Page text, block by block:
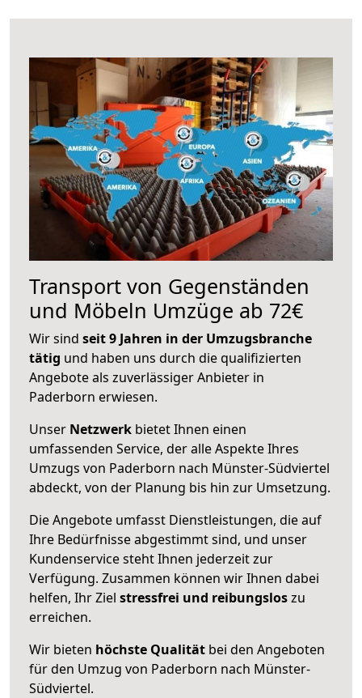
Transport von Gegenständen
und Möbeln Umzüge ab 72€
Wir sind seit 9 Jahren in der Umzugsbranche
tätig und haben uns durch die qualifizierten
Angebote als zuverlässiger Anbieter in
Paderborn erwiesen.
Unser Netzwerk bietet Ihnen einen
umfassenden Service, der alle Aspekte Ihres
Umzugs von Paderborn nach Münster-Südviertel
abdeckt, von der Planung bis hin zur Umsetzung.
Die Angebote umfasst Dienstleistungen, die auf
Ihre Bedürfnisse abgestimmt sind, und unser
Kundenservice steht Ihnen jederzeit zur
Verfügung. Zusammen können wir Ihnen dabei
helfen, Ihr Ziel stressfrei und reibungsloszu
erreichen.
Wir bieten höchste Qualität bei den Angeboten
für den Umzug von Paderborn nach Münster-
Südviertel.